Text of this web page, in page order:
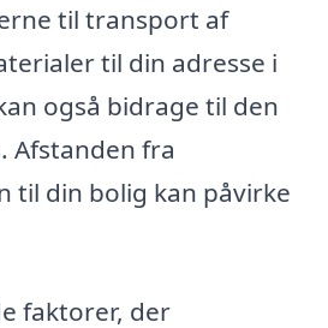
til transport af
til din adresse i
også bidrage til den
Afstanden fra
til din bolig kan påvirke
faktorer, der